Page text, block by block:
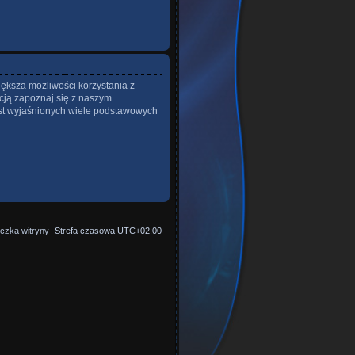
możliwości korzystania z
zapoznaj się z naszym
wyjaśnionych wiele podstawowych
Strefa czasowa UTC+02:00
witryny